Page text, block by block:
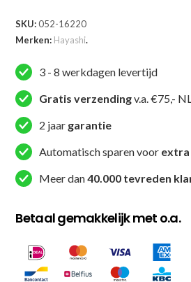
SKU:052-16220
Merken: Hayashi.
3 - 8 werkdagen levertijd
Gratis verzendingv.a. €75,-
2 jaar garantie
Automatisch sparen voor
Meer dan40.000 tevreden
Betaal gemakkelijk met o.a.